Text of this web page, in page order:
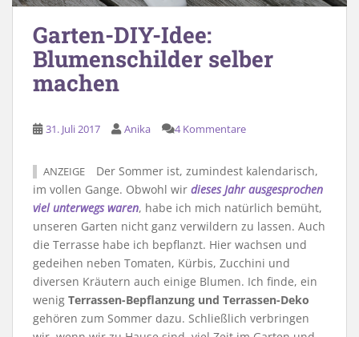
Garten-DIY-Idee:
Blumenschilder selber
machen
31. Juli 2017 Anika 4 Kommentare
ANZEIGE
Der Sommer ist, zumindest kalendarisch,
im vollen Gange. Obwohl wir dieses Jahr ausgesprochen
viel unterwegs waren, habe ich mich natürlich bemüht,
unseren Garten nicht ganz verwildern zu lassen. Auch
die Terrasse habe ich bepflanzt. Hier wachsen und
gedeihen neben Tomaten, Kürbis, Zucchini und
diversen Kräutern auch einige Blumen. Ich finde, ein
wenig Terrassen-Bepflanzung und Terrassen-Deko
gehören zum Sommer dazu. Schließlich verbringen